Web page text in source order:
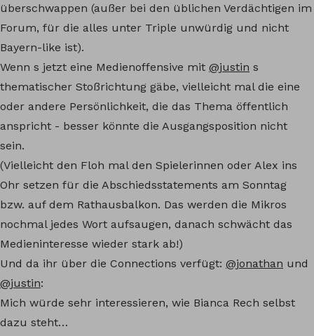
überschwappen (außer bei den üblichen Verdächtigen im
Forum, für die alles unter Triple unwürdig und nicht
Bayern-like ist).
Wenn s jetzt eine Medienoffensive mit @justin s
thematischer Stoßrichtung gäbe, vielleicht mal die eine
oder andere Persönlichkeit, die das Thema öffentlich
anspricht - besser könnte die Ausgangsposition nicht
sein.
(Vielleicht den Floh mal den Spielerinnen oder Alex ins
Ohr setzen für die Abschiedsstatements am Sonntag
bzw. auf dem Rathausbalkon. Das werden die Mikros
nochmal jedes Wort aufsaugen, danach schwächt das
Medieninteresse wieder stark ab!)
Und da ihr über die Connections verfügt: @jonathan und
@justin:
Mich würde sehr interessieren, wie Bianca Rech selbst
dazu steht…